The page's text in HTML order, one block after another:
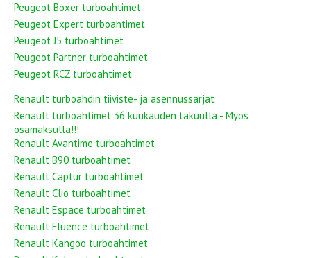
Peugeot Boxer turboahtimet
Peugeot Expert turboahtimet
Peugeot J5 turboahtimet
Peugeot Partner turboahtimet
Peugeot RCZ turboahtimet
Renault turboahdin tiiviste- ja asennussarjat
Renault turboahtimet 36 kuukauden takuulla - Myös
osamaksulla!!!
Renault Avantime turboahtimet
Renault B90 turboahtimet
Renault Captur turboahtimet
Renault Clio turboahtimet
Renault Espace turboahtimet
Renault Fluence turboahtimet
Renault Kangoo turboahtimet